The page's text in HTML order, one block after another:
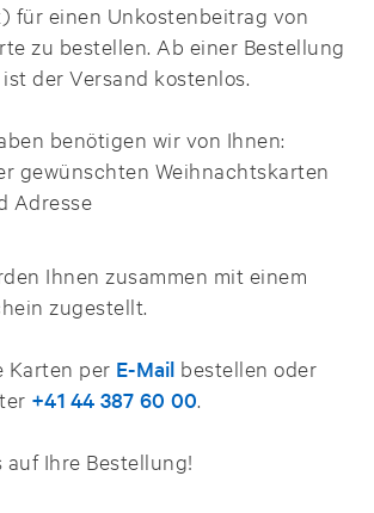
für einen Unkostenbeitrag von
zu bestellen. Ab einer Bestellung
der Versand kostenlos.
benötigen wir von Ihnen:
gewünschten Weihnachtskarten
Adresse
Ihnen zusammen mit einem
zugestellt.
Karten per E-Mail bestellen oder
+41 44 387 60 00.
Ihre Bestellung!